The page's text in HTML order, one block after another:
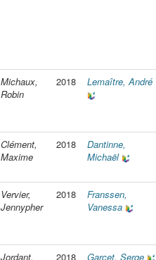
Michaux,
Robin
2018 Lemaître, André
Clément,
Maxime
2018
Dantinne,
Michaël
Vervier,
Jennypher
2018
Franssen,
Vanessa
Jordant,
2018 Garcet, Serge